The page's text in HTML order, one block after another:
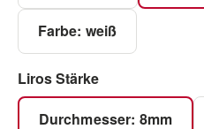
Farbe: weiß
Liros Stärkeauswählen
Durchmesser: 8mm